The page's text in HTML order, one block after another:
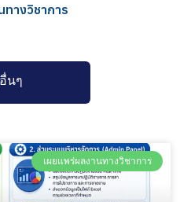
างวิชาการ
นๆ
เผยแพร่ผลงานทางวิชาการ